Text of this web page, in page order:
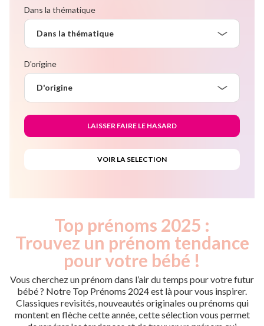
Dans la thématique
Dans la thématique
D'origine
D'origine
Top prénoms 2025 :
Trouvez un prénom tendance
pour votre bébé !
Vous cherchez un prénom dans l’air du temps pour votre futur
bébé ? Notre Top Prénoms 2024 est là pour vous inspirer.
Classiques revisités, nouveautés originales ou prénoms qui
montent en flèche cette année, cette sélection vous permet